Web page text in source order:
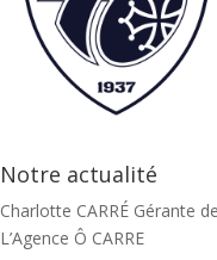
Notre actualité
Charlotte CARRÉ Gérante de
L’Agence Ô CARRE